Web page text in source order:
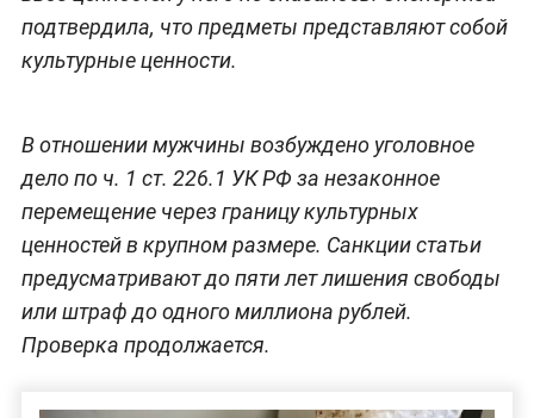
подтвердила, что предметы представляют собой
культурные ценности.
В отношении мужчины возбуждено уголовное
дело по ч. 1 ст. 226.1 УК РФ за незаконное
перемещение через границу культурных
ценностей в крупном размере. Санкции статьи
предусматривают до пяти лет лишения свободы
или штраф до одного миллиона рублей.
Проверка продолжается.